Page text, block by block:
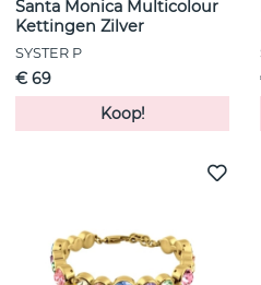
Santa Monica Multicolour
Kettingen Zilver
SYSTER P
€ 69
Koop!